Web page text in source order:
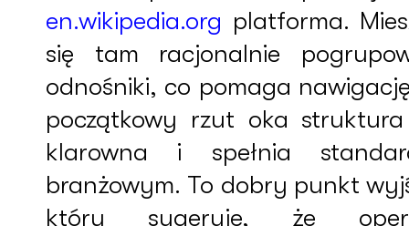
en.wikipedia.org platforma.
się tam racjonalnie
odnośniki, co pomaga
początkowy rzut oka
klarowna i spełnia
branżowym. To dobry punkt
który sugeruje, że